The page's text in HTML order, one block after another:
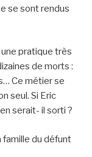
se sont rendus
pratique très
de morts :
Ce métier se
seul. Si Eric
serait- il sorti ?
famille du défunt